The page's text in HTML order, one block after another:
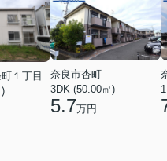
１丁目
奈良市杏町
3DK (50.00㎡)
5.7万円